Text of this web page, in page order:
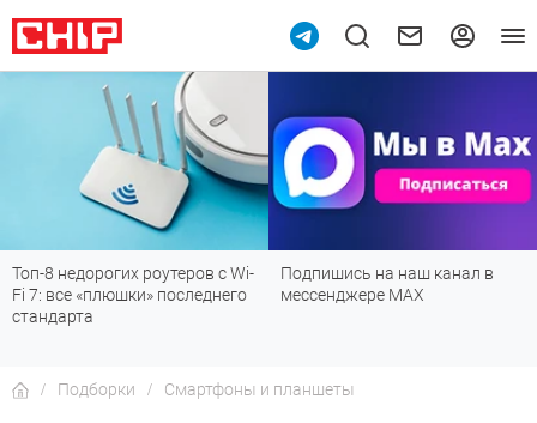
Подпишись на наш канал в
мессенджере МАХ
Рейтинг телевизоров 2026:
лучшие модели для гостиной,
Подборки Смартфоны и планшеты